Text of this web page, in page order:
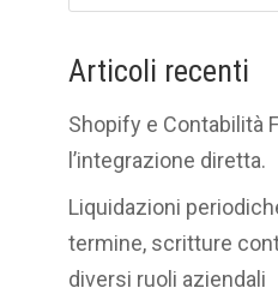
Articoli recenti
Shopify e Contabilità
l’integrazione diretta.
Liquidazioni
termine, scritture
diversi ruoli aziendali